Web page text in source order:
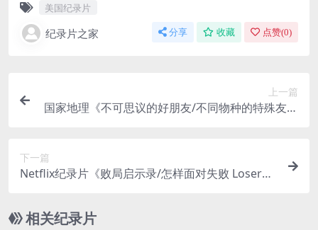
美国纪录片
纪录片之家 分享 收藏 点赞(0)
上一篇
国家地理《不可思议的好朋友/不同物种的特殊友谊
下一篇
Netflix纪录片《败局启示录/怎样面对失败 Loser
相关纪录片